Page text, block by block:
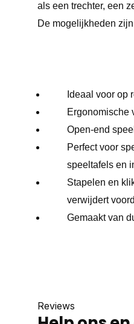
als een trechter, een
De mogelijkheden
Ideaal voor op
Ergonomische
Open-end
Perfect voor
speeltafels en
Stapelen en
verwijdert
Gemaakt van
Reviews